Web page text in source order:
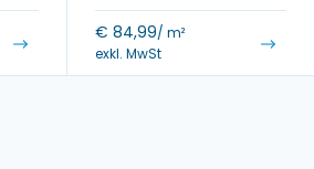
€ 84,99/ m²
exkl. MwSt